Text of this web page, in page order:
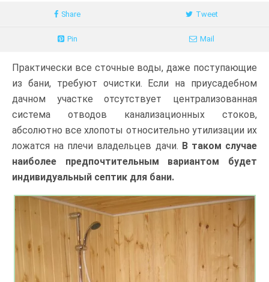
Share Tweet
Pin Mail
Практически все сточные воды, даже поступающие
из бани, требуют очистки. Если на приусадебном
дачном участке отсутствует централизованная
система отводов канализационных стоков,
абсолютно все хлопоты относительно утилизации их
ложатся на плечи владельцев дачи. В таком случае
наиболее предпочтительным вариантом будет
индивидуальный септик для бани.